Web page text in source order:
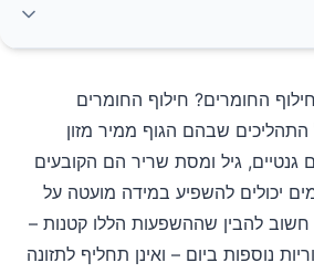
עם סייגים
החומרים? חילוף החומרים
התהליכים שבהם הגוף ממיר מזון
גנטיים, גיל ומסת שריר הם הקובעים
יכולים להשפיע במידה מועטה על
להבין שההשפעות הללו קטנות –
כלל 50-100 קלוריות נוספות ביום – ואינן תחליף לתזונה